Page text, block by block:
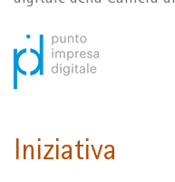
Iniziativa